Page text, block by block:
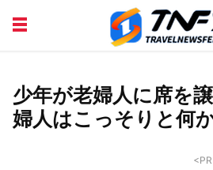
DISCOVER PLACES
少年が老婦人に席を
婦人はこっそりと何